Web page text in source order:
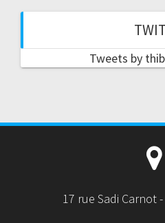
Tweets by
17 rue Sadi Carnot